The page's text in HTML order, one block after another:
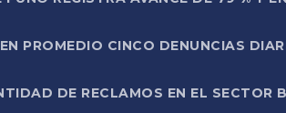
PROMEDIO CINCO DENUNCIAS
DE RECLAMOS EN EL SECTOR